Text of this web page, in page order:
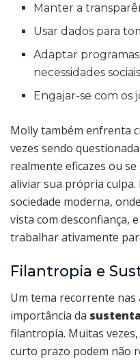
Manter a
Usar dados para
Adaptar
necessidades
Engajar-se com os
Molly também enfrenta
vezes sendo
realmente eficazes ou
aliviar sua própria culpa.
sociedade moderna,
vista com desconfiança,
trabalhar ativamente
Filantropia e
Um tema recorrente nas
importância da
filantropia. Muitas
curto prazo podem não